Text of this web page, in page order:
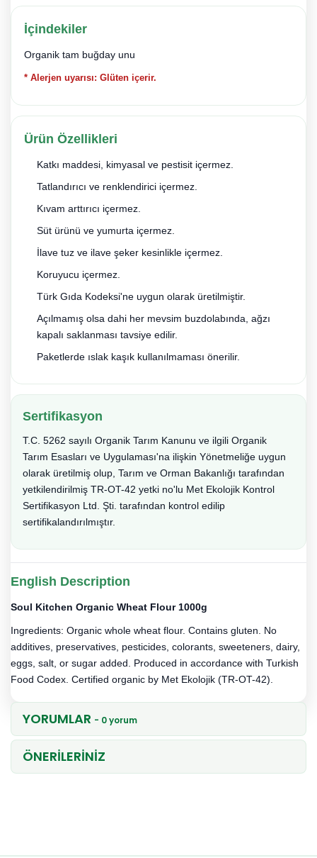
İçindekiler
Organik tam buğday unu
* Alerjen uyarısı: Glüten içerir.
Ürün Özellikleri
Katkı maddesi, kimyasal ve pestisit içermez.
Tatlandırıcı ve renklendirici içermez.
Kıvam arttırıcı içermez.
Süt ürünü ve yumurta içermez.
İlave tuz ve ilave şeker kesinlikle içermez.
Koruyucu içermez.
Türk Gıda Kodeksi'ne uygun olarak üretilmiştir.
Açılmamış olsa dahi her mevsim buzdolabında, ağzı
kapalı saklanması tavsiye edilir.
Paketlerde ıslak kaşık kullanılmaması önerilir.
Sertifikasyon
T.C. 5262 sayılı Organik Tarım Kanunu ve ilgili Organik
Tarım Esasları ve Uygulaması'na ilişkin Yönetmeliğe uygun
olarak üretilmiş olup, Tarım ve Orman Bakanlığı tarafından
yetkilendirilmiş TR-OT-42 yetki no'lu Met Ekolojik Kontrol
Sertifikasyon Ltd. Şti. tarafından kontrol edilip
sertifikalandırılmıştır.
English Description
Soul Kitchen Organic Wheat Flour 1000g
Ingredients: Organic whole wheat flour. Contains gluten. No
additives, preservatives, pesticides, colorants, sweeteners, dairy,
eggs, salt, or sugar added. Produced in accordance with Turkish
Food Codex. Certified organic by Met Ekolojik (TR-OT-42).
YORUMLAR - 0 yorum
ÖNERİLERİNİZ